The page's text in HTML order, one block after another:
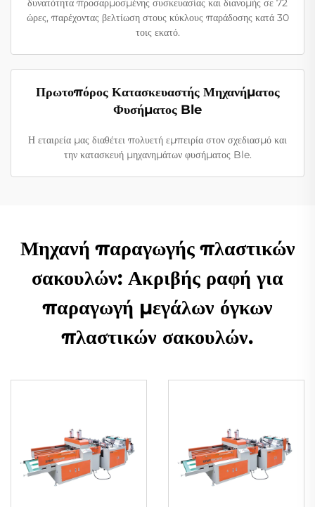
δυνατότητα προσαρμοσμένης συσκευασίας και διανομής σε 72
ώρες, παρέχοντας βελτίωση στους κύκλους παράδοσης κατά 30
τοις εκατό.
Πρωτοπόρος Κατασκευαστής Μηχανήματος
Φυσήματος Ble
Η εταιρεία μας διαθέτει πολυετή εμπειρία στον σχεδιασμό και
την κατασκευή μηχανημάτων φυσήματος Ble.
Μηχανή παραγωγής πλαστικών
σακουλών: Ακριβής ραφή για
παραγωγή μεγάλων όγκων
πλαστικών σακουλών.